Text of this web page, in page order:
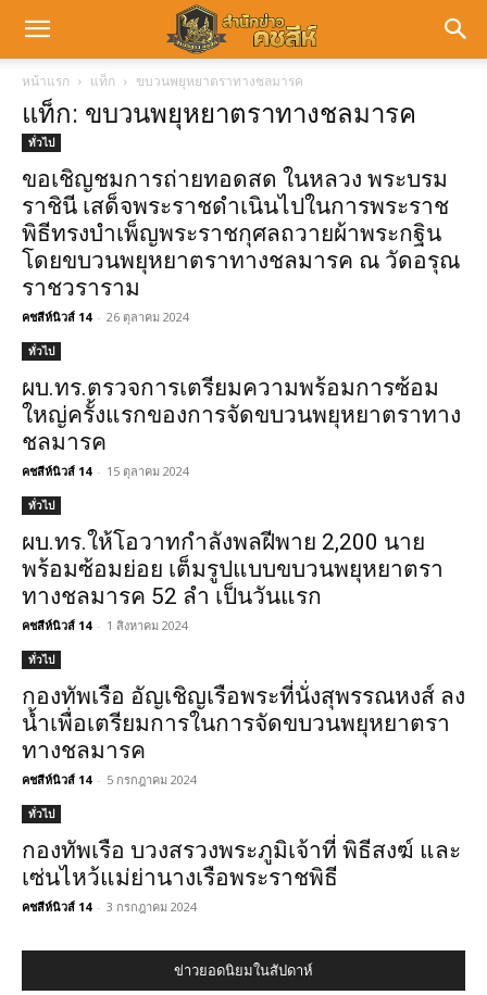
หน้าแรก แท็ก ขบวนพยุหยาตราทางชลมารค
แท็ก: ขบวนพยุหยาตราทางชลมารค
ทั่วไป
ขอเชิญชมการถ่ายทอดสด ในหลวง พระบรม
ราชินี เสด็จพระราชดำเนินไปในการพระราช
พิธีทรงบำเพ็ญพระราชกุศลถวายผ้าพระกฐิน
โดยขบวนพยุหยาตราทางชลมารค ณ วัดอรุณ
ราชวราราม
คชสีห์นิวส์ 14 - 26 ตุลาคม 2024
ทั่วไป
ผบ.ทร.ตรวจการเตรียมความพร้อมการซ้อม
ใหญ่ครั้งแรกของการจัดขบวนพยุหยาตราทาง
ชลมารค
คชสีห์นิวส์ 14 - 15 ตุลาคม 2024
ทั่วไป
ผบ.ทร.ให้โอวาทกำลังพลฝีพาย 2,200 นาย
พร้อมซ้อมย่อย เต็มรูปแบบขบวนพยุหยาตรา
ทางชลมารค 52 ลำ เป็นวันแรก
คชสีห์นิวส์ 14 - 1 สิงหาคม 2024
ทั่วไป
กองทัพเรือ อัญเชิญเรือพระที่นั่งสุพรรณหงส์ ลง
น้ำเพื่อเตรียมการในการจัดขบวนพยุหยาตรา
ทางชลมารค
คชสีห์นิวส์ 14 - 5 กรกฎาคม 2024
ทั่วไป
กองทัพเรือ บวงสรวงพระภูมิเจ้าที่ พิธีสงฆ์ และ
เซ่นไหว้แม่ย่านางเรือพระราชพิธี
คชสีห์นิวส์ 14 - 3 กรกฎาคม 2024
ข่าวยอดนิยมในสัปดาห์